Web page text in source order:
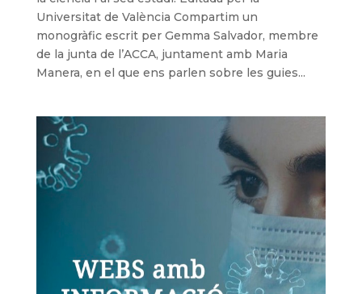
Universitat de València Compartim un
monogràfic escrit per Gemma Salvador, membre
de la junta de l’ACCA, juntament amb Maria
Manera, en el que ens parlen sobre les guies...